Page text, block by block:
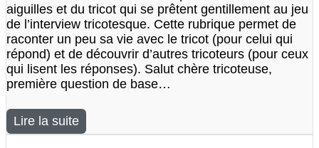
aiguilles et du tricot qui se prêtent gentillement au jeu
de l’interview tricotesque. Cette rubrique permet de
raconter un peu sa vie avec le tricot (pour celui qui
répond) et de découvrir d’autres tricoteurs (pour ceux
qui lisent les réponses). Salut chère tricoteuse,
première question de base…
Lire la suite